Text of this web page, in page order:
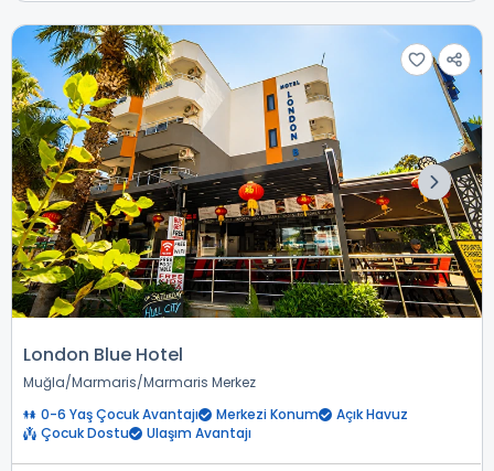
London Blue Hotel
Muğla Marmaris Marmaris Merkez
0-6 Yaş Çocuk Avantajı
Merkezi Konum
Açık Havuz
Çocuk Dostu
Ulaşım Avantajı